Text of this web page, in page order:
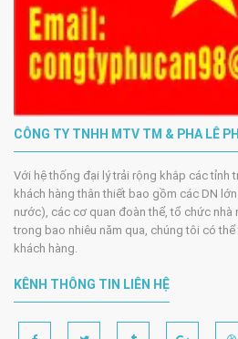
CÔNG TY TNHH MTV TM & PHA LÊ
Với hệ thống đại lý trải rộng khắp các tỉnh
khách hàng thân thiết bao gồm các DN
nước), các cơ quan đoàn thể, tổ chức nhà
trong bao nhiêu năm qua, chúng tôi có
khách hàng.
KÊNH THÔNG TIN LIÊN HỆ